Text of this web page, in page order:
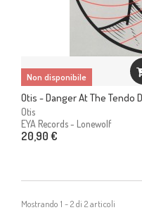
Non disponibile
Otis - Danger At The Tendo
Otis
EYA Records - Lonewolf
20,90 €
Mostrando 1 - 2 di 2 articoli